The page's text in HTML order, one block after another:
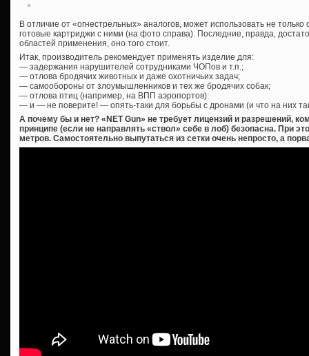
В отличие от «огнестрельных» аналогов, может использовать не
готовые картриджи с ними (на фото справа). Последние, правда,
областей применения, оно того стоит.
Итак, производитель рекомендует применять изделие для:
— задержания нарушителей сотрудниками ЧОПов и т.п.;
— отлова бродячих животных и даже охотничьих задач;
— самообороны от злоумышленников и тех же бродячих собак;
— отлова птиц (например, на ВПП аэропортов):
— и — не поверите! — опять-таки для борьбы с дронами (и что на них
А почему бы и нет? «NET Gun» не требует лицензий и разрешений,
принципе (если не направлять «ствол» себе в лоб) безопасна. При
метров. Самостоятельно выпутаться из сетки очень непросто, а